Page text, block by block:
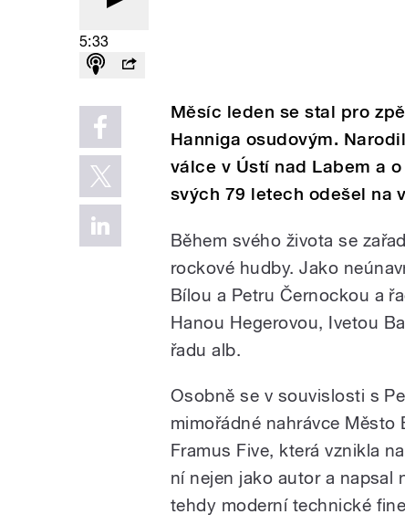
5:33
Měsíc leden se stal pro
Hanniga osudovým.
válce v Ústí nad Labem a
svých 79 letech odešel na
Během svého života se
rockové hudby. Jako
Bílou a Petru Černockou a
Hanou Hegerovou, Ivetou
řadu alb.
Osobně se v souvislosti s
mimořádné nahrávce Město
Framus Five, která vznikla
ní nejen jako autor a napsal
tehdy moderní technické